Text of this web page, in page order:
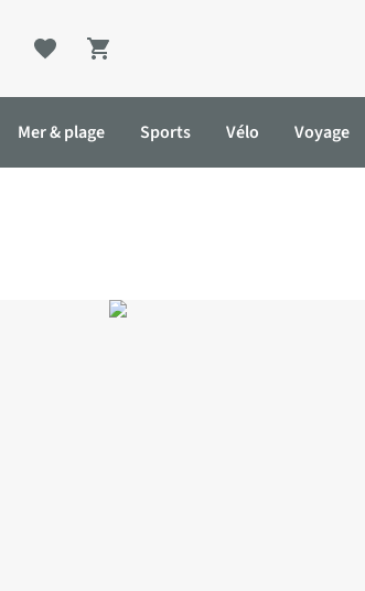
Shopping cart
Mer & plage Sports Vélo Voyage